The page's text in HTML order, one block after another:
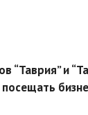
“Таврия” и